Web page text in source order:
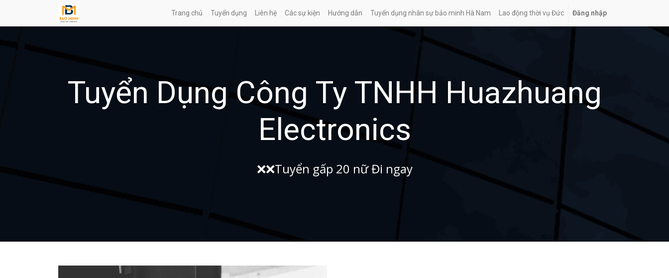
Trang chủ Tuyển dụng Liên hệ Các sự kiện Hướng dẫn Tuyển dụng nhân sự bảo minh Hà Nam Lao động thời vụ Đức Đăng nhập
Tuyển Dụng Công Ty TNHH Huazhuang
Electronics
❌❌Tuyển gấp 20 nữ Đi ngay